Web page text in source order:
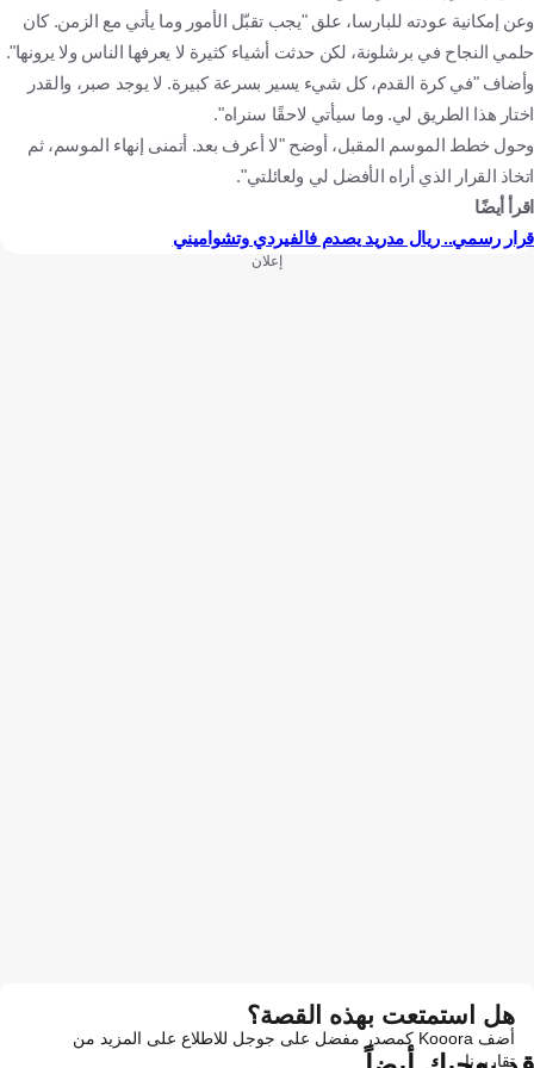
وعن إمكانية عودته للبارسا، علق "يجب تقبّل الأمور وما يأتي مع الزمن. كان
حلمي النجاح في برشلونة، لكن حدثت أشياء كثيرة لا يعرفها الناس ولا يرونها".
وأضاف "في كرة القدم، كل شيء يسير بسرعة كبيرة. لا يوجد صبر، والقدر
اختار هذا الطريق لي. وما سيأتي لاحقًا سنراه".
وحول خطط الموسم المقبل، أوضح "لا أعرف بعد. أتمنى إنهاء الموسم، ثم
اتخاذ القرار الذي أراه الأفضل لي ولعائلتي".
اقرأ أيضًا
قرار رسمي.. ريال مدريد يصدم فالفيردي وتشواميني
إعلان
هل استمتعت بهذه القصة؟
أضف Kooora كمصدر مفضل على جوجل للاطلاع على المزيد من
تقاريرنا